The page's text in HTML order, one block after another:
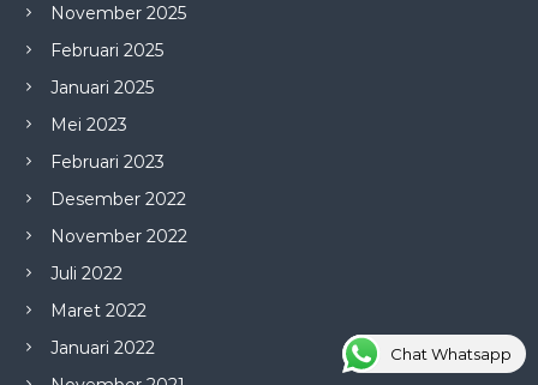
November 2025
Februari 2025
Januari 2025
Mei 2023
Februari 2023
Desember 2022
November 2022
Juli 2022
Maret 2022
Januari 2022
Chat Whatsapp